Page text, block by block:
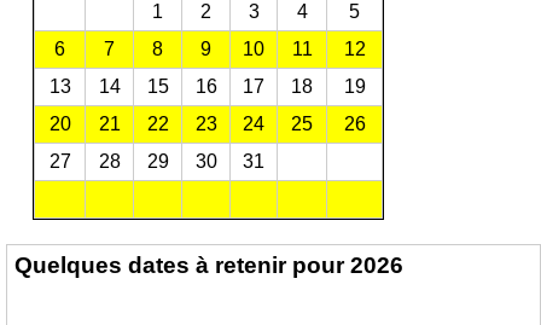
1
2 3 4
5
6
7 8 9 10 11
12
13
14 15 16 17 18
19
20
21 22 23 24 25
26
27
28 29 30 31
Quelques dates à retenir pour 2026